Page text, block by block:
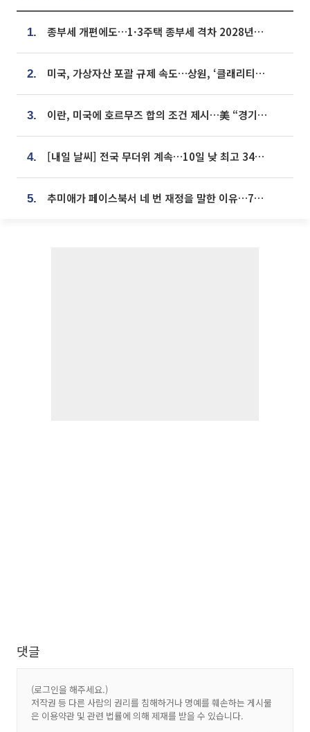
1. 종부세 개편에도…1·3주택 종부세 격차 2028년부터 확대
2. 미국, 가상자산 포괄 규제 속도…상원, ‘클래리티법’ 9월 절차투표 추진
3. 이란, 미국에 호르무즈 합의 조건 제시…美 “경기 아직 안 끝나” [종합]
4. [내일 날씨] 전국 무더위 계속…10일 낮 최고 34도 육박
5. 추미애가 페이스북서 네 번 재정을 말한 이유…7700억 추경 열쇠는 도의회에
댓글